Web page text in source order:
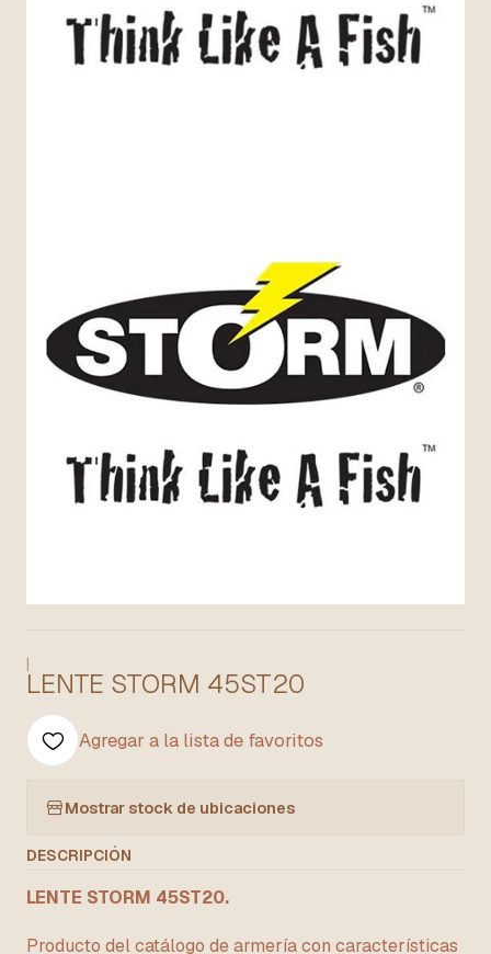
|
LENTE STORM 45ST20
Agregar a la lista de favoritos
Mostrar stock de ubicaciones
DESCRIPCIÓN
LENTE STORM 45ST20.
Producto del catálogo de armería con características